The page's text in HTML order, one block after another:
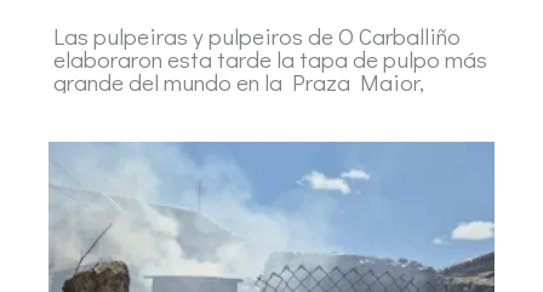
Las pulpeiras y pulpeiros de O Carballiño
elaboraron esta tarde la tapa de pulpo más
grande del mundo en la Praza Maior,